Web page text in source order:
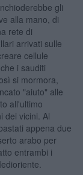
gli
alla mano, di
rete di
arrivati sulle
cellule
che i sauditi
si mormora,
"aiuto" alle
all'ultimo
dei vicini. Al
appena due
arabo per
entrambi i